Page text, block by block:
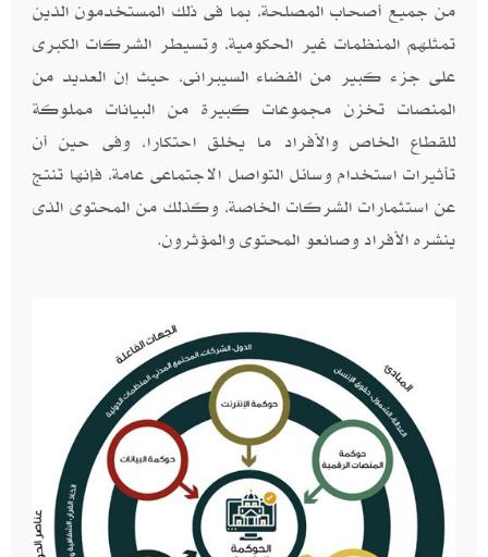
من جميع أصحاب المصلحة، بما فى ذلك المستخدمون الذين
تمثلهم المنظمات غير الحكومية، وتسيطر الشركات الكبرى
على جزء كبير من الفضاء السيبرانى، حيث إن العديد من
المنصات تخزن مجموعات كبيرة من البيانات مملوكة
للقطاع الخاص والأفراد ما يخلق احتكارا، وفى حين أن
تأثيرات استخدام وسائل التواصل الاجتماعى عامة، فإنها تنتج
عن استثمارات الشركات الخاصة، وكذلك من المحتوى الذى
ينشره الأفراد وصانعو المحتوى والمؤثرون.